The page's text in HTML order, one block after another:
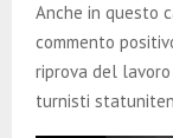
Anche in questo
commento
riprova del
turnisti